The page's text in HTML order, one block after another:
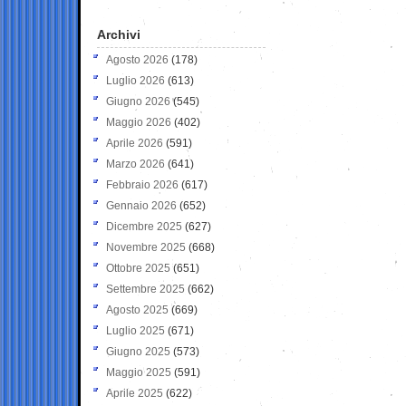
Archivi
Agosto 2026 (178)
Luglio 2026 (613)
Giugno 2026 (545)
Maggio 2026 (402)
Aprile 2026 (591)
Marzo 2026 (641)
Febbraio 2026 (617)
Gennaio 2026 (652)
Dicembre 2025 (627)
Novembre 2025 (668)
Ottobre 2025 (651)
Settembre 2025 (662)
Agosto 2025 (669)
Luglio 2025 (671)
Giugno 2025 (573)
Maggio 2025 (591)
Aprile 2025 (622)